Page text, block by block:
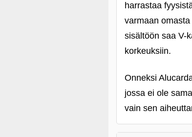
harrastaa
varmaan
sisältöön saa V-
korkeuksiin.
Onneksi
jossa ei ole
vain sen